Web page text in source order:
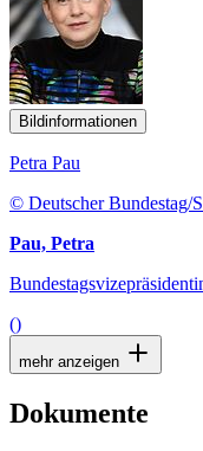
Bildinformationen
Petra Pau
© Deutscher Bundestag/
Pau, Petra
()
mehr anzeigen
Dokumente